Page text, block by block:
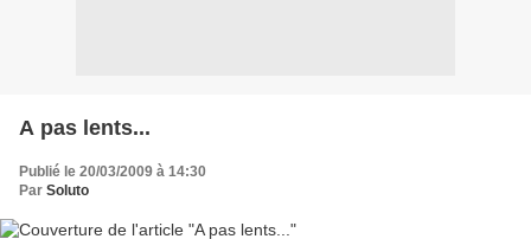
A pas lents...
Publié le 20/03/2009 à 14:30
Par Soluto